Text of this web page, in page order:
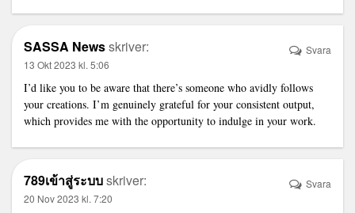
SASSA Newsskriver:
13 Okt 2023 kl. 5:06
I’d like you to be aware that there’s someone who avidly follows
your creations. I’m genuinely grateful for your consistent output,
which provides me with the opportunity to indulge in your work.
Svara
789เข้าสู่ระบบskriver:
20 Nov 2023 kl. 7:20
Svara